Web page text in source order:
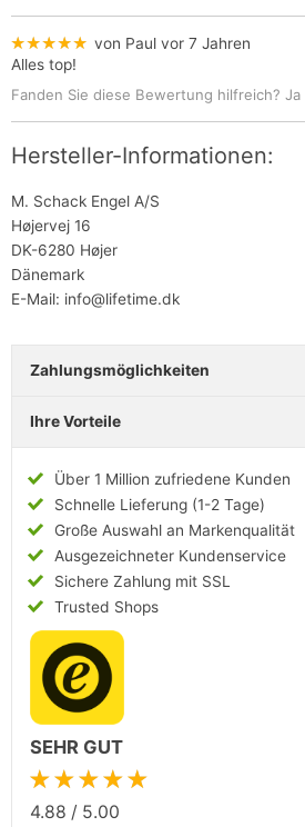
★★★★★ von Paul vor 7 Jahren
Alles top!
Fanden Sie diese Bewertung hilfreich? Ja
Hersteller-Informationen:
M. Schack Engel A/S
Højervej 16
DK-6280 Højer
Dänemark
E-Mail: info@lifetime.dk
Zahlungsmöglichkeiten
Ihre Vorteile
Über 1 Million zufriedene Kunden
Schnelle Lieferung (1-2 Tage)
Große Auswahl an Markenqualität
Ausgezeichneter Kundenservice
Sichere Zahlung mit SSL
Trusted Shops
SEHR GUT
★★★★★
4.88 / 5.00